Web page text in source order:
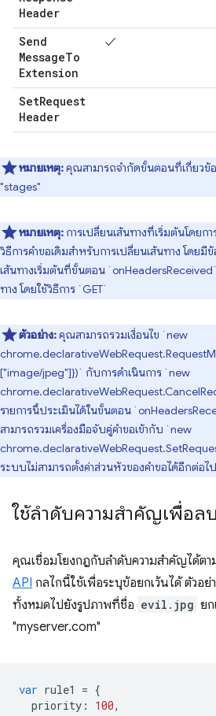
Header
Send
MessageTo
Extension
✓
SetRequest
Header
หมายเหตุ:คุณสามารถจำกัดขั้นตอนที่เกี่ยวข้
"stages"
หมายเหตุ: การเปลี่ยนเส้นทางที่เริ่มต้นโดยก
วิธีการคำขอเดิมสำหรับการเปลี่ยนเส้นทาง โดยมี
เส้นทางเริ่มต้นที่ขั้นตอน
ทาง โดยใช้วิธีการ `GET`
ตัวอย่าง:คุณสามารถรวมเงื่อนไข `new
["image/jpeg"]})` กับการดำเนินการ `new
รายการนี้ประเมินได้ในขั้นตอน
สามารถรวมเครื่องมือจับคู่คำขอเข้ากับ `new
ระบบไม่สามารถตั้งค่าส่วนหัวของคำขอได้อีกต่อไ
ใช้ลำดับความสำคัญเพื่อล
คุณเชื่อมโยงกฎกับลำดับความสำคัญได้ตา
API กลไกนี้ใช้เพื่อระบุข้อยกเว้นได้ ตัวอ
ทั้งหมดไปยังรูปภาพที่ชื่อ evil.jpg ยก
"myserver.com"
var rule1 = {
priority : 100,